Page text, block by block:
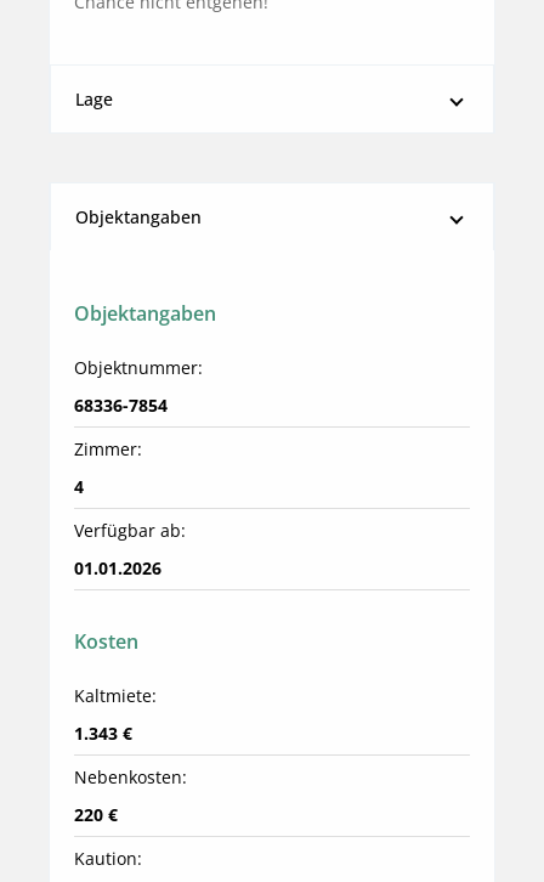
Lage
Objektangaben
Objektangaben
Objektnummer:
68336-7854
Zimmer:
4
Verfügbar ab:
01.01.2026
Kosten
Kaltmiete:
1.343 €
Nebenkosten:
220 €
Kaution: